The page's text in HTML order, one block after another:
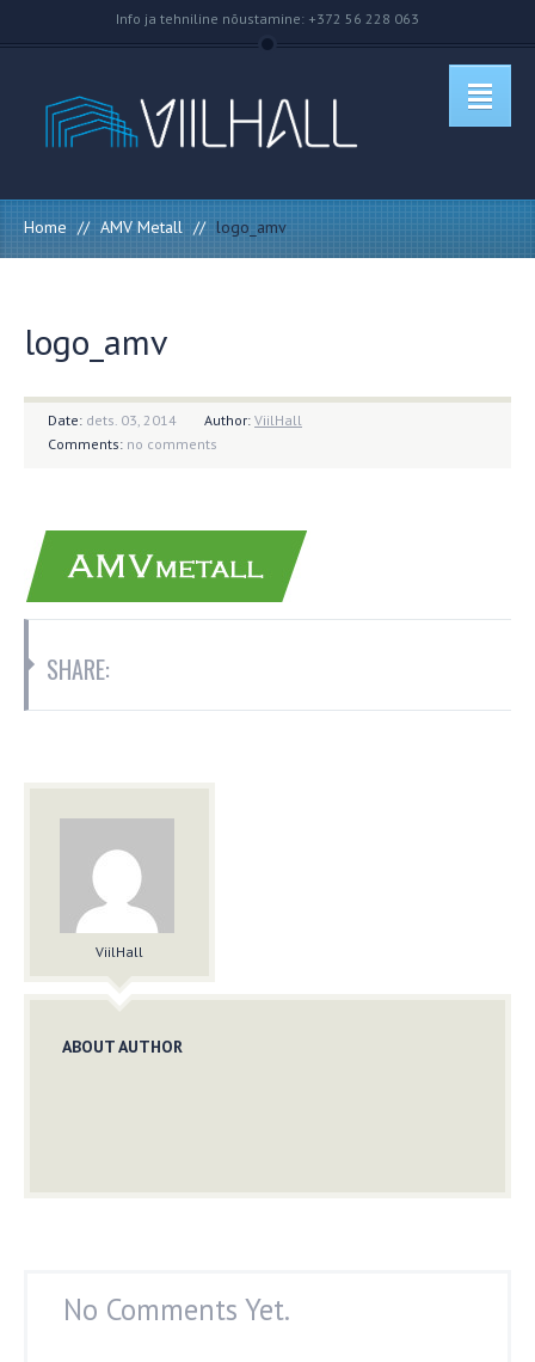
Info ja tehniline nõustamine: +372 56 228 063
Home // AMV Metall // logo_amv
logo_amv
Date: dets. 03, 2014 Author: ViilHall
Comments: no comments
SHARE:
ViilHall
ABOUT AUTHOR
No Comments Yet.